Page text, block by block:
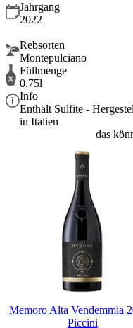
Jahrgang
2022
Rebsorten
Montepulciano
Füllmenge
0.75l
Info
Enthält Sulfite -
in Italien
das
Memoro Alta Vendemmia
Piccini